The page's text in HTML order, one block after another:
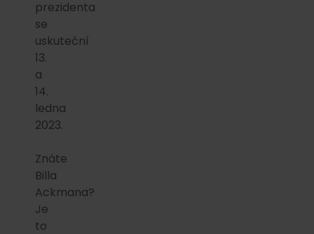
prezidenta
se
uskuteční
13.
a
14.
ledna
2023.
Znáte
Billa
Ackmana?
Je
to